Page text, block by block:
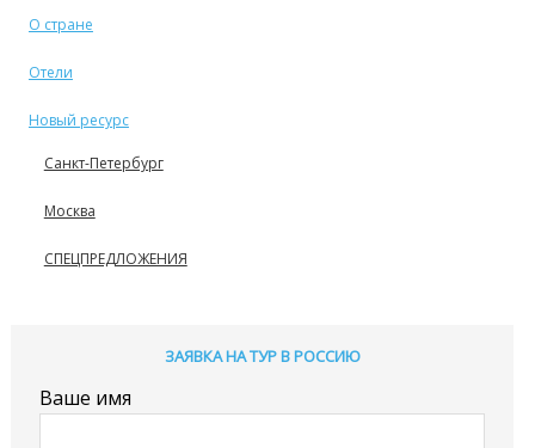
О стране
Отели
Новый ресурс
Санкт-Петербург
Москва
СПЕЦПРЕДЛОЖЕНИЯ
ЗАЯВКА НА ТУР В РОССИЮ
Ваше имя